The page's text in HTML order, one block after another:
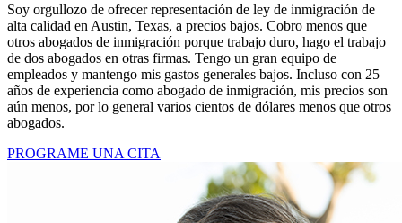
Soy orgullozo de ofrecer representación de ley de inmigración de
alta calidad en Austin, Texas, a precios bajos. Cobro menos que
otros abogados de inmigración porque trabajo duro, hago el trabajo
de dos abogados en otras firmas. Tengo un gran equipo de
empleados y mantengo mis gastos generales bajos. Incluso con 25
años de experiencia como abogado de inmigración, mis precios son
aún menos, por lo general varios cientos de dólares menos que otros
abogados.
PROGRAME UNA CITA